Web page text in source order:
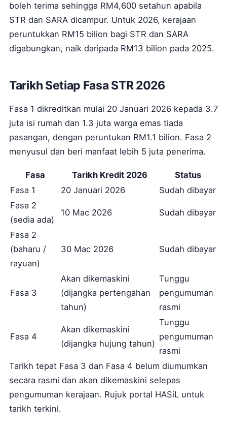
boleh terima sehingga RM4,600 setahun apabila
STR dan SARA dicampur. Untuk 2026, kerajaan
peruntukkan RM15 bilion bagi STR dan SARA
digabungkan, naik daripada RM13 bilion pada 2025.
Tarikh Setiap Fasa STR 2026
Fasa 1 dikreditkan mulai 20 Januari 2026 kepada 3.7
juta isi rumah dan 1.3 juta warga emas tiada
pasangan, dengan peruntukan RM1.1 bilion. Fasa 2
menyusul dan beri manfaat lebih 5 juta penerima.
Fasa Tarikh Kredit 2026
Status
Fasa 1
20 Januari 2026
Sudah dibayar
Fasa 2
(sedia ada)
10 Mac 2026 Sudah dibayar
Fasa 2
(baharu /
rayuan)
30 Mac 2026 Sudah dibayar
Fasa 3
Akan dikemaskini
(dijangka pertengahan
tahun)
Tunggu
pengumuman
rasmi
Fasa 4
Akan dikemaskini
(dijangka hujung tahun)
Tunggu
pengumuman
rasmi
Tarikh tepat Fasa 3 dan Fasa 4 belum diumumkan
secara rasmi dan akan dikemaskini selepas
pengumuman kerajaan. Rujuk portal HASiL untuk
tarikh terkini.